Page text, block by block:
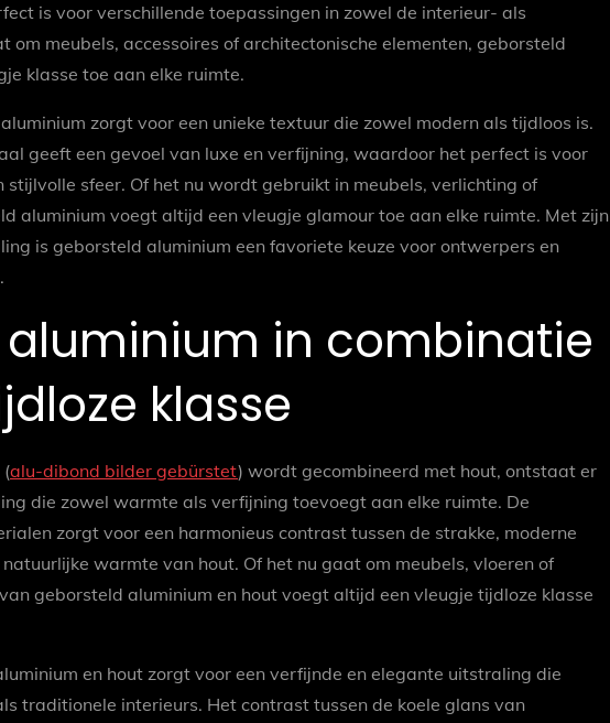
is voor verschillende toepassingen in zowel de interieur- als
om meubels, accessoires of architectonische elementen, geborsteld
klasse toe aan elke ruimte.
zorgt voor een unieke textuur die zowel modern als tijdloos is.
geeft een gevoel van luxe en verfijning, waardoor het perfect is voor
stijlvolle sfeer. Of het nu wordt gebruikt in meubels, verlichting of
aluminium voegt altijd een vleugje glamour toe aan elke ruimte. Met zijn
is geborsteld aluminium een favoriete keuze voor ontwerpers en
aluminium in combinatie
klasse
(alu-dibond bilder gebürstet) wordt gecombineerd met hout, ontstaat er
die zowel warmte als verfijning toevoegt aan elke ruimte. De
zorgt voor een harmonieus contrast tussen de strakke, moderne
warmte van hout. Of het nu gaat om meubels, vloeren of
geborsteld aluminium en hout voegt altijd een vleugje tijdloze klasse
en hout zorgt voor een verfijnde en elegante uitstraling die
traditionele interieurs. Het contrast tussen de koele glans van